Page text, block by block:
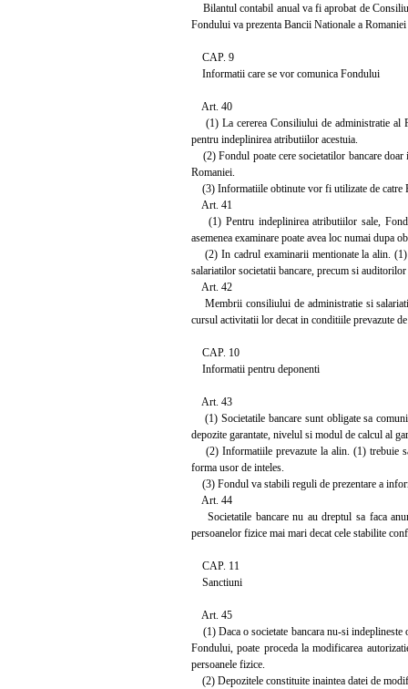
Bilantul contabil anual va fi aprobat de
Fondului va prezenta Bancii Nationale a
CAP. 9
Informatii care se vor comunica Fondului
Art. 40
(1) La cererea Consiliului de administratie al
pentru indeplinirea atributiilor acestuia.
(2) Fondul poate cere societatilor bancare doar
Romaniei.
(3) Informatiile obtinute vor fi utilizate de catre
Art. 41
(1) Pentru indeplinirea atributiilor sale,
asemenea examinare poate avea loc numai dupa
(2) In cadrul examinarii mentionate la alin. (1)
salariatilor societatii bancare, precum si
Art. 42
Membrii consiliului de administratie si
cursul activitatii lor decat in conditiile prevazute
CAP. 10
Informatii pentru deponenti
Art. 43
(1) Societatile bancare sunt obligate sa
depozite garantate, nivelul si modul de calcul al
(2) Informatiile prevazute la alin. (1) trebuie
forma usor de inteles.
(3) Fondul va stabili reguli de prezentare a
Art. 44
Societatile bancare nu au dreptul sa faca
persoanelor fizice mai mari decat cele stabilite
CAP. 11
Sanctiuni
Art. 45
(1) Daca o societate bancara nu-si indeplineste
Fondului, poate proceda la modificarea
persoanele fizice.
(2) Depozitele constituite inaintea datei de